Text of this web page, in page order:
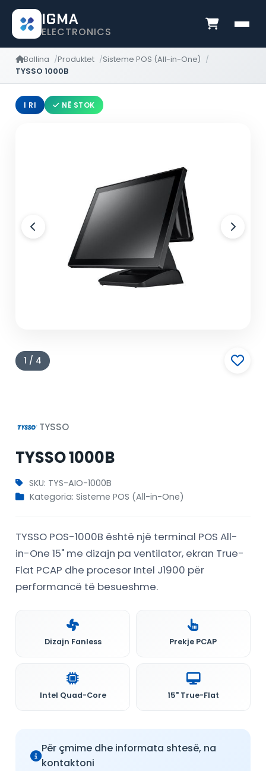
IGMA
ELECTRONICS
Ballina Produktet
Sisteme POS (All-in-One)
TYSSO 1000B
I RI NË STOK
1 / 4
TYSSO
TYSSO 1000B
SKU: TYS-AIO-1000B
Kategoria: Sisteme POS (All-in-One)
TYSSO POS-1000B është një terminal POS All-
in-One 15" me dizajn pa ventilator, ekran True-
Flat PCAP dhe procesor Intel J1900 për
performancë të besueshme.
Dizajn Fanless Prekje PCAP
Intel Quad-Core 15" True-Flat
Për çmime dhe informata shtesë, na
kontaktoni